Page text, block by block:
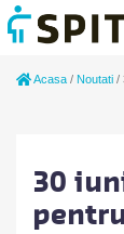
Acasa / Noutati /
30